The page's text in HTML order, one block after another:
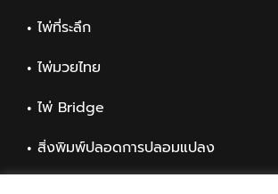
ไพ่ที่ระลึก
ไพ่มวยไทย
ไพ่ Bridge
สิ่งพิมพ์ปลอดการปลอมแปลง